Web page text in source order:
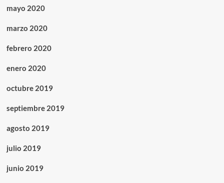
mayo 2020
marzo 2020
febrero 2020
enero 2020
octubre 2019
septiembre 2019
agosto 2019
julio 2019
junio 2019